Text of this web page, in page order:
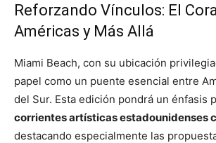
Reforzando Vínculos: El
Américas y Más Allá
Miami Beach, con su ubicación
papel como un puente esencial entre
del Sur. Esta edición pondrá un énfasis
corrientes artísticas estadounidenses
destacando especialmente las